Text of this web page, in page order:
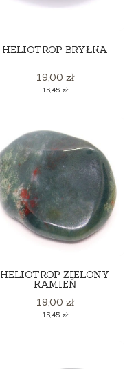
HELIOTROP BRYŁKA
Cena
19,00 zł
Cena
15,45 zł
HELIOTROP ZIELONY
KAMIEŃ
Cena
19,00 zł
Cena
15,45 zł